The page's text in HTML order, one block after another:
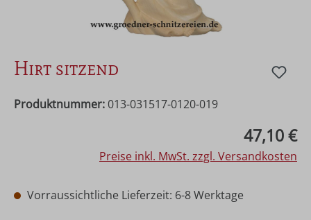
Hirt sitzend
Produktnummer: 013-031517-0120-019
47,10 €
Preise inkl. MwSt. zzgl. Versandkosten
Vorraussichtliche Lieferzeit: 6-8 Werktage